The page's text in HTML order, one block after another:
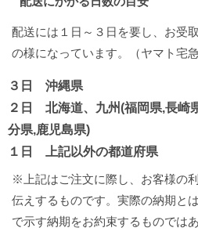
配送には１日～３日を要し、お受
の様になっています。（ヤマト宅
３日 沖縄県
２日 北海道、九州(福岡県,長崎
分県,鹿児島県)
１日 上記以外の都道府県
※上記はご注文に際し、お客様の
伝えするものです。実際の納期と
で示す納期をお約束するものでは